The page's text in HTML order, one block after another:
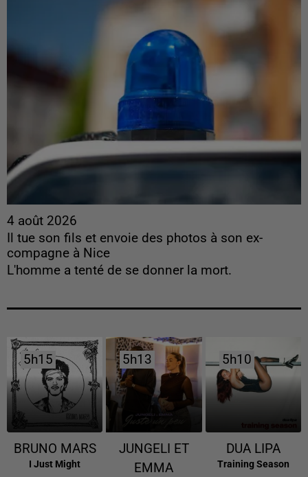
4 août 2026
Il tue son fils et envoie des photos à son ex-
compagne à Nice
L'homme a tenté de se donner la mort.
5h15
5h15
BRUNO MARS
I Just Might
5h13
5h13
JUNGELI ET
EMMA
5h10
5h10
DUA LIPA
Training Season